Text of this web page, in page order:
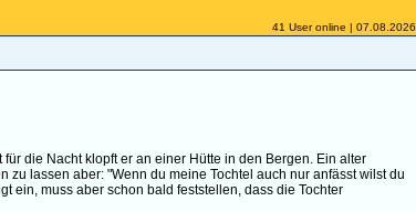
41 User online | 07.08.2026
die Nacht klopft er an einer Hütte in den Bergen. Ein alter
lassen aber: "Wenn du meine Tochtel auch nur anfässt wilst du
ein, muss aber schon bald feststellen, dass die Tochter